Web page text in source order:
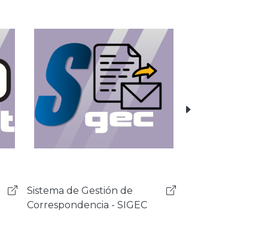
Sistema de Programas y
Proyectos - SISPRO